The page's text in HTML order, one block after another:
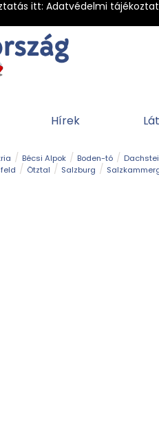
itt: Adatvédelmi
Hírek
Bécsi Alpok Boden-tó
Ötztal Salzburg